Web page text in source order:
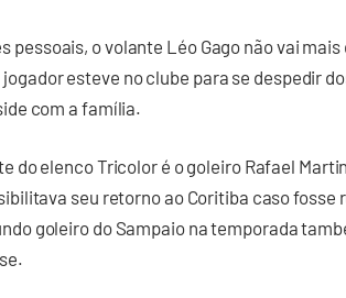
pessoais, o volante Léo Gago não vai
esteve no clube para se despedir
com a família.
do elenco Tricolor é o goleiro Rafael
seu retorno ao Coritiba caso fosse
goleiro do Sampaio na temporada